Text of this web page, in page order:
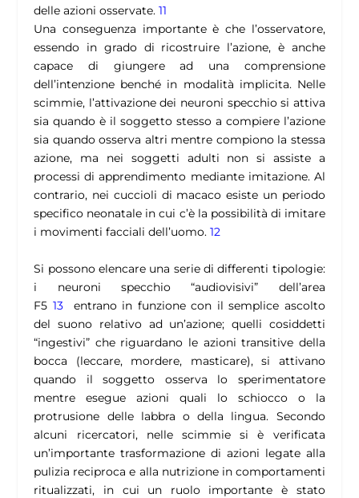
delle azioni osservate.11
Una conseguenza importante è che l’osservatore,
essendo in grado di ricostruire l’azione, è anche
capace di giungere ad una comprensione
dell’intenzione benché in modalità implicita. Nelle
scimmie, l’attivazione dei neuroni specchio si attiva
sia quando è il soggetto stesso a compiere l’azione
sia quando osserva altri mentre compiono la stessa
azione, ma nei soggetti adulti non si assiste a
processi di apprendimento mediante imitazione. Al
contrario, nei cuccioli di macaco esiste un periodo
specifico neonatale in cui c’è la possibilità di imitare
i movimenti facciali dell’uomo.12
Si possono elencare una serie di differenti tipologie:
i neuroni specchio “audiovisivi” dell’area
F5 13 entrano in funzione con il semplice ascolto
del suono relativo ad un’azione; quelli cosiddetti
“ingestivi” che riguardano le azioni transitive della
bocca (leccare, mordere, masticare), si attivano
quando il soggetto osserva lo sperimentatore
mentre esegue azioni quali lo schiocco o la
protrusione delle labbra o della lingua. Secondo
alcuni ricercatori, nelle scimmie si è verificata
un’importante trasformazione di azioni legate alla
pulizia reciproca e alla nutrizione in comportamenti
ritualizzati, in cui un ruolo importante è stato